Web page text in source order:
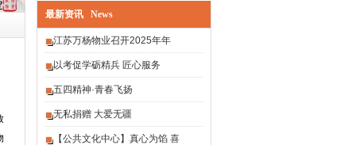
最新资讯 News
江苏万杨物业召开2025年年
以考促学砺精兵 匠心服务
五四精神·青春飞扬
无私捐赠 大爱无疆
【公共文化中心】真心为馅 喜